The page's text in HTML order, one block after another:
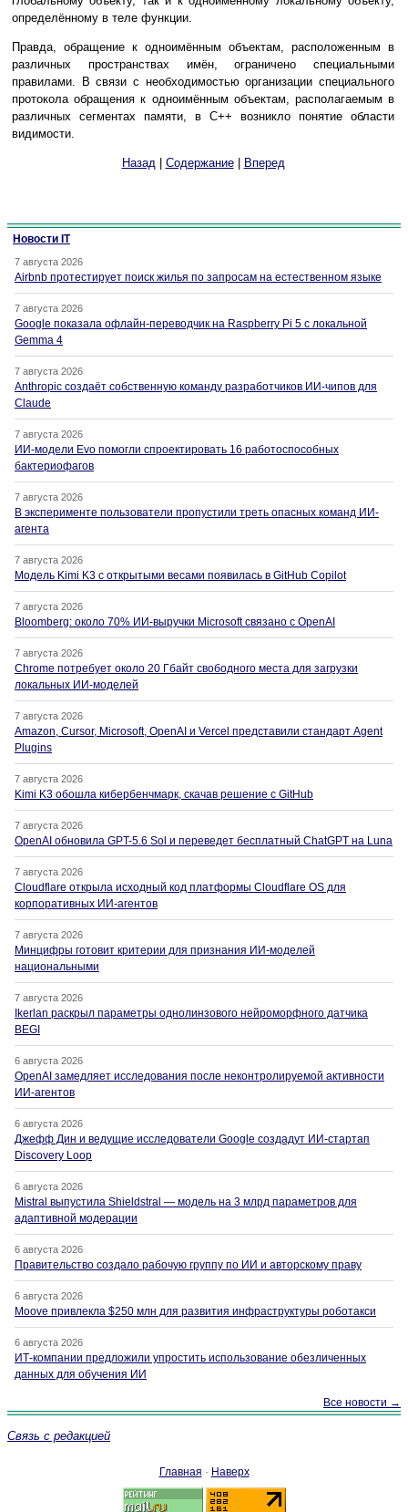
определённому в теле функции.
Правда, обращение к одноимённым объектам, расположенным в
различных пространствах имён, ограничено специальными
правилами. В связи с необходимостью организации специального
протокола обращения к одноимённым объектам, располагаемым в
различных сегментах памяти, в C++ возникло понятие области
видимости.
Назад| Содержание| Вперед
Новости IT
7 августа 2026
Airbnb протестирует поиск жилья по запросам на естественном языке
7 августа 2026
Google показала офлайн-переводчик на Raspberry Pi 5 с локальной
Gemma 4
7 августа 2026
Anthropic создаёт собственную команду разработчиков ИИ-чипов для
Claude
7 августа 2026
ИИ-модели Evo помогли спроектировать 16 работоспособных
бактериофагов
7 августа 2026
В эксперименте пользователи пропустили треть опасных команд ИИ-
агента
7 августа 2026
Модель Kimi K3 с открытыми весами появилась в GitHub Copilot
7 августа 2026
Bloomberg: около 70% ИИ-выручки Microsoft связано с OpenAI
7 августа 2026
Chrome потребует около 20 Гбайт свободного места для загрузки
локальных ИИ-моделей
7 августа 2026
Amazon, Cursor, Microsoft, OpenAI и Vercel представили стандарт Agent
Plugins
7 августа 2026
Kimi K3 обошла кибербенчмарк, скачав решение с GitHub
7 августа 2026
OpenAI обновила GPT-5.6 Sol и переведет бесплатный ChatGPT на Luna
7 августа 2026
Cloudflare открыла исходный код платформы Cloudflare OS для
корпоративных ИИ-агентов
7 августа 2026
Минцифры готовит критерии для признания ИИ-моделей
национальными
7 августа 2026
Ikerlan раскрыл параметры однолинзового нейроморфного датчика
BEGI
6 августа 2026
OpenAI замедляет исследования после неконтролируемой активности
ИИ-агентов
6 августа 2026
Джефф Дин и ведущие исследователи Google создадут ИИ-стартап
Discovery Loop
6 августа 2026
Mistral выпустила Shieldstral — модель на 3 млрд параметров для
адаптивной модерации
6 августа 2026
Правительство создало рабочую группу по ИИ и авторскому праву
6 августа 2026
Moove привлекла $250 млн для развития инфраструктуры роботакси
6 августа 2026
ИТ-компании предложили упростить использование обезличенных
данных для обучения ИИ
Все новости →
Связь с редакцией
Главная · Наверх